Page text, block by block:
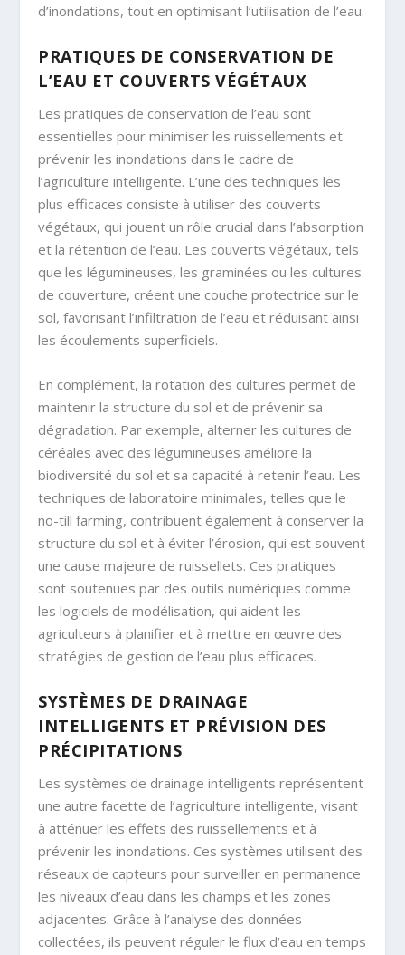
d’inondations, tout en optimisant l’utilisation de l’eau.
PRATIQUES DE CONSERVATION DE
L’EAU ET COUVERTS VÉGÉTAUX
Les pratiques de conservation de l’eau sont
essentielles pour minimiser les ruissellements et
prévenir les inondations dans le cadre de
l’agriculture intelligente. L’une des techniques les
plus efficaces consiste à utiliser des couverts
végétaux, qui jouent un rôle crucial dans l’absorption
et la rétention de l’eau. Les couverts végétaux, tels
que les légumineuses, les graminées ou les cultures
de couverture, créent une couche protectrice sur le
sol, favorisant l’infiltration de l’eau et réduisant ainsi
les écoulements superficiels.
En complément, la rotation des cultures permet de
maintenir la structure du sol et de prévenir sa
dégradation. Par exemple, alterner les cultures de
céréales avec des légumineuses améliore la
biodiversité du sol et sa capacité à retenir l’eau. Les
techniques de laboratoire minimales, telles que le
no-till farming, contribuent également à conserver la
structure du sol et à éviter l’érosion, qui est souvent
une cause majeure de ruissellets. Ces pratiques
sont soutenues par des outils numériques comme
les logiciels de modélisation, qui aident les
agriculteurs à planifier et à mettre en œuvre des
stratégies de gestion de l’eau plus efficaces.
SYSTÈMES DE DRAINAGE
INTELLIGENTS ET PRÉVISION DES
PRÉCIPITATIONS
Les systèmes de drainage intelligents représentent
une autre facette de l’agriculture intelligente, visant
à atténuer les effets des ruissellements et à
prévenir les inondations. Ces systèmes utilisent des
réseaux de capteurs pour surveiller en permanence
les niveaux d’eau dans les champs et les zones
adjacentes. Grâce à l’analyse des données
collectées, ils peuvent réguler le flux d’eau en temps